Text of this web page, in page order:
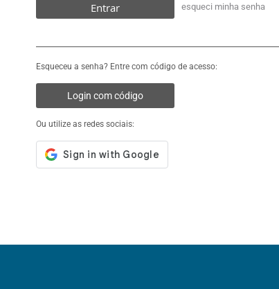
Entrar esqueci minha senha
Esqueceu a senha? Entre com código de acesso:
Login com código
Ou utilize as redes sociais: